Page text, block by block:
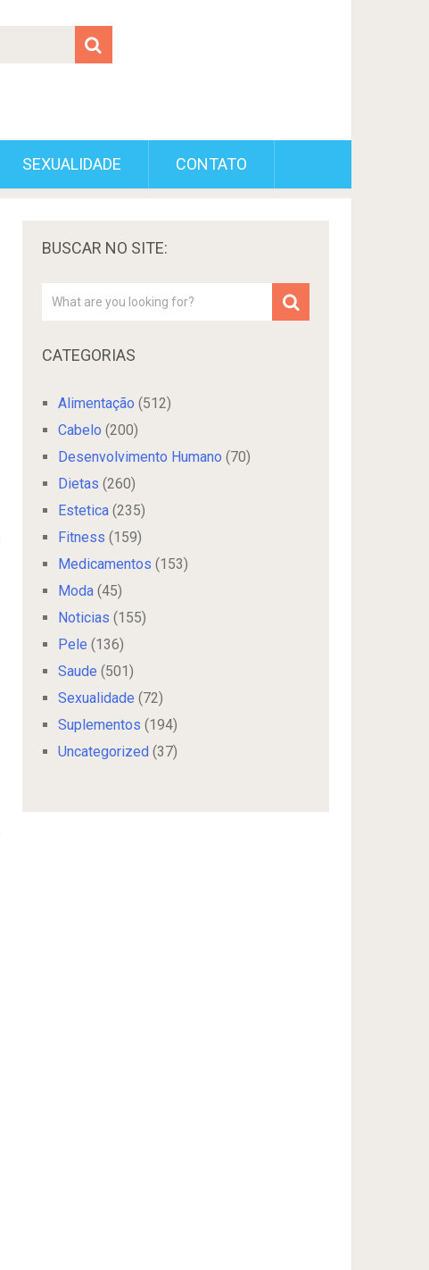
SEXUALIDADE CONTATO
BUSCAR NO SITE:
CATEGORIAS
Alimentação (512)
Cabelo (200)
Desenvolvimento Humano (70)
Dietas (260)
Estetica (235)
Fitness (159)
Medicamentos (153)
Moda (45)
Noticias (155)
Pele (136)
Saude (501)
Sexualidade (72)
Suplementos (194)
Uncategorized (37)